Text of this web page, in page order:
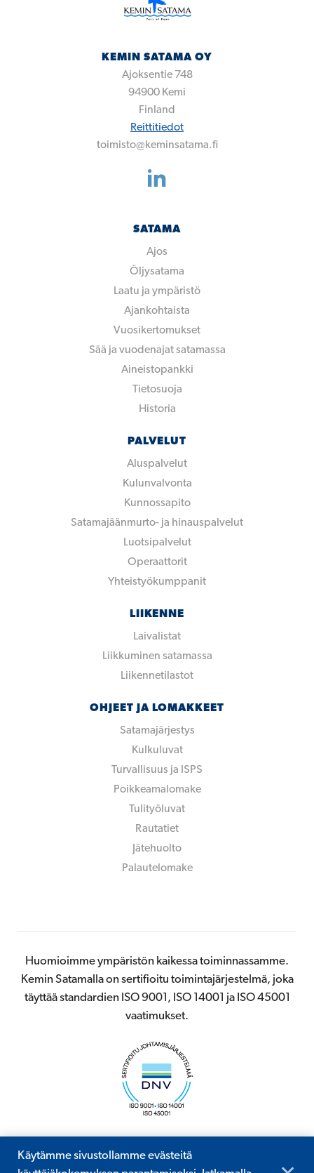
KEMIN SATAMA OY
Ajoksentie 748
94900 Kemi
Finland
Reittitiedot
toimisto@keminsatama.fi
SATAMA
Ajos
Öljysatama
Laatu ja ympäristö
Ajankohtaista
Vuosikertomukset
Sää ja vuodenajat satamassa
Aineistopankki
Tietosuoja
Historia
PALVELUT
Aluspalvelut
Kulunvalvonta
Kunnossapito
Satamajäänmurto- ja hinauspalvelut
Luotsipalvelut
Operaattorit
Yhteistyökumppanit
LIIKENNE
Laivalistat
Liikkuminen satamassa
Liikennetilastot
OHJEET JA LOMAKKEET
Satamajärjestys
Kulkuluvat
Turvallisuus ja ISPS
Poikkeamalomake
Tulityöluvat
Rautatiet
Jätehuolto
Palautelomake
Huomioimme ympäristön kaikessa toiminnassamme.
Kemin Satamalla on sertifioitu toimintajärjestelmä, joka
täyttää standardien ISO 9001, ISO 14001 ja ISO 45001
vaatimukset.
Käytämme sivustollamme evästeitä